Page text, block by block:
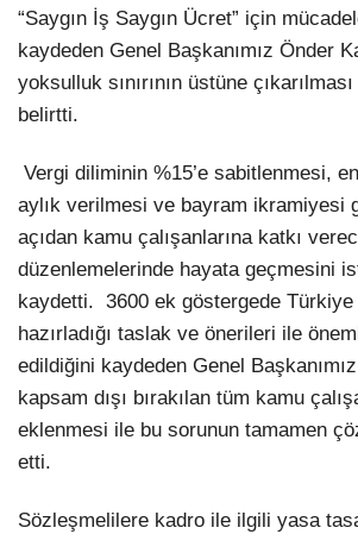
“Saygın İş Saygın Ücret” için
kaydeden Genel Başkanımız Önder
yoksulluk sınırının üstüne
belirtti.
Vergi diliminin %15’e sabitlenmesi,
aylık verilmesi ve bayram ikramiyesi
açıdan kamu çalışanlarına katkı
düzenlemelerinde hayata geçmesini
kaydetti. 3600 ek göstergede Türkiye
hazırladığı taslak ve önerileri ile
edildiğini kaydeden Genel
kapsam dışı bırakılan tüm kamu
eklenmesi ile bu sorunun tamamen
etti.
Sözleşmelilere kadro ile ilgili yasa